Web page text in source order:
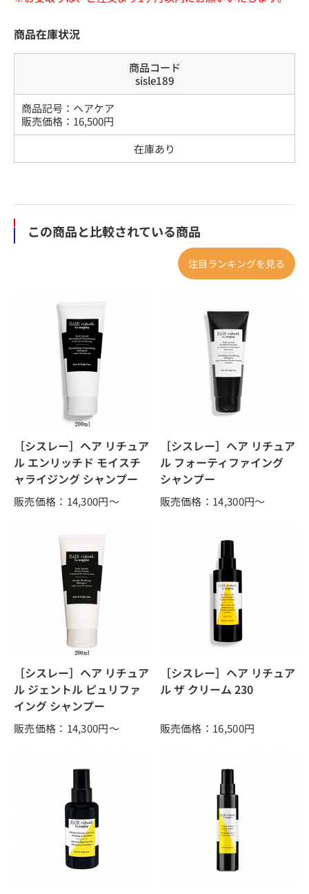
商品在庫状況
商品コード
sisle189
商品記号： ヘアケア
販売価格： 16,500円
在庫あり
この商品と比較されている商品
注目ランキングを見る
［シスレー］ヘア リチュア
ル エンリッチド モイスチ
ャライジング シャンプー
販売価格：14,300円～
［シスレー］ヘア リチュア
ル フォーティファイング
シャンプー
販売価格：14,300円～
［シスレー］ヘア リチュア
ル ジェントル ピュリファ
イング シャンプー
販売価格：14,300円～
［シスレー］ヘア リチュア
ル ザ クリーム 230
販売価格：16,500円